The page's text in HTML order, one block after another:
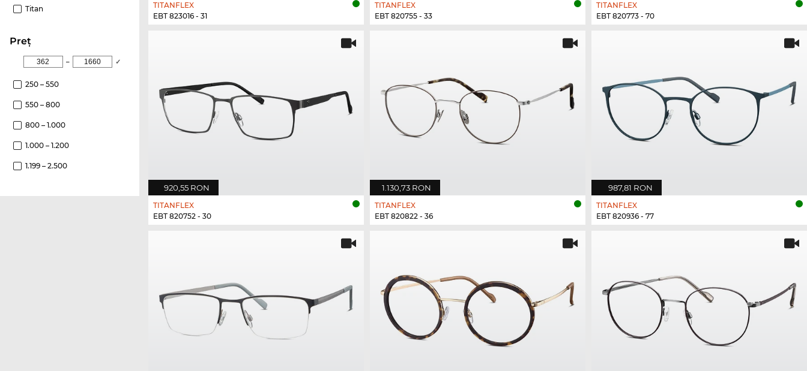
Titan
Preţ
– ✓
250 – 550
550 – 800
800 – 1.000
1.000 – 1.200
1.199 – 2.500
TITANFLEX
EBT 823016 - 31
TITANFLEX
EBT 820755 - 33
TITANFLEX
EBT 820773 - 70
920,55 RON
TITANFLEX
EBT 820752 - 30
1.130,73 RON
TITANFLEX
EBT 820822 - 36
987,81 RON
TITANFLEX
EBT 820936 - 77